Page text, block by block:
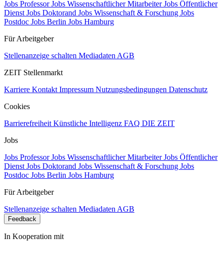
Jobs ProfessorJobs Wissenschaftlicher MitarbeiterJobs Öffentlicher
Dienst Jobs Doktorand Jobs Wissenschaft & Forschung Jobs
Postdoc Jobs Berlin Jobs Hamburg
Für Arbeitgeber
Stellenanzeige schalten Mediadaten AGB
ZEIT Stellenmarkt
Karriere Kontakt Impressum Nutzungsbedingungen Datenschutz
Cookies
Barrierefreiheit Künstliche Intelligenz FAQ DIE ZEIT
Jobs
Jobs ProfessorJobs Wissenschaftlicher MitarbeiterJobs Öffentlicher
Dienst Jobs Doktorand Jobs Wissenschaft & Forschung Jobs
Postdoc Jobs Berlin Jobs Hamburg
Für Arbeitgeber
Stellenanzeige schalten Mediadaten AGB
Feedback
In Kooperation mit